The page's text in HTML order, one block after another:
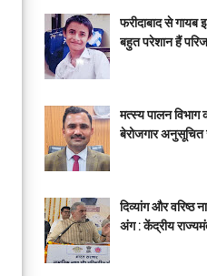
फरीदाबाद से
बहुत परेशान हैं
मत्स्य पालन विभाग
बेरोजगार अनुसूचित
दिव्यांग और वरिष्ठ
अंग : केंद्रीय